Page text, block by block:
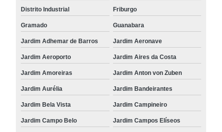
Distrito Industrial Friburgo
Gramado Guanabara
Jardim Adhemar de Barros Jardim Aeronave
Jardim Aeroporto Jardim Aires da Costa
Jardim Amoreiras Jardim Anton von Zuben
Jardim Aurélia Jardim Bandeirantes
Jardim Bela Vista Jardim Campineiro
Jardim Campo Belo Jardim Campos Elíseos